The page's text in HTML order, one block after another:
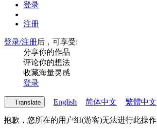
登录
注册
登录/注册后，可享受:
分享你的作品
评论你的想法
收藏海量灵感
登录
Translate English 简体中文 繁體中文
抱歉，您所在的用户组(游客)无法进行此操作